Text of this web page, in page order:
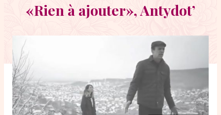
Actus au féminin
Astuces
Chroniques
Dossiers
Edito
«Rien à ajouter», Antydot’